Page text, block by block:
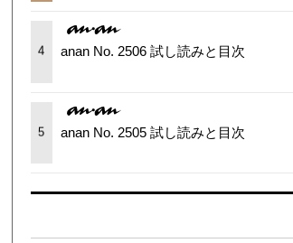
4 anan No. 2506 試し読みと目次
5 anan No. 2505 試し読みと目次